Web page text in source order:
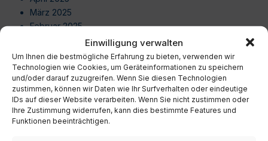
Einwilligung verwalten
Um Ihnen die bestmögliche Erfahrung zu bieten, verwenden wir
Technologien wie Cookies, um Geräteinformationen zu speichern
und/oder darauf zuzugreifen. Wenn Sie diesen Technologien
zustimmen, können wir Daten wie Ihr Surfverhalten oder eindeutige
IDs auf dieser Website verarbeiten. Wenn Sie nicht zustimmen oder
Ihre Zustimmung widerrufen, kann dies bestimmte Features und
Funktionen beeinträchtigen.
März 2025
Februar 2025
Dezember 2024
November 2024
Oktober 2024
September 2024
August 2024
Juli 2024